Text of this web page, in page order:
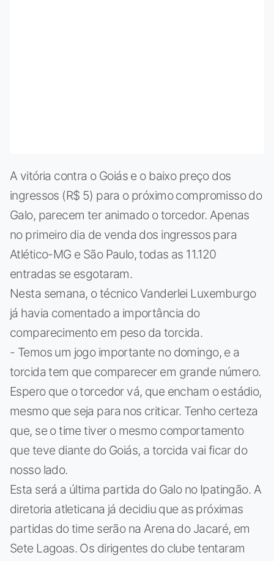
A vitória contra o Goiás e o baixo preço dos
ingressos (R$ 5) para o próximo compromisso do
Galo, parecem ter animado o torcedor. Apenas
no primeiro dia de venda dos ingressos para
Atlético-MG e São Paulo, todas as 11.120
entradas se esgotaram.
Nesta semana, o técnico Vanderlei Luxemburgo
já havia comentado a importância do
comparecimento em peso da torcida.
- Temos um jogo importante no domingo, e a
torcida tem que comparecer em grande número.
Espero que o torcedor vá, que encham o estádio,
mesmo que seja para nos criticar. Tenho certeza
que, se o time tiver o mesmo comportamento
que teve diante do Goiás, a torcida vai ficar do
nosso lado.
Esta será a última partida do Galo no Ipatingão. A
diretoria atleticana já decidiu que as próximas
partidas do time serão na Arena do Jacaré, em
Sete Lagoas. Os dirigentes do clube tentaram